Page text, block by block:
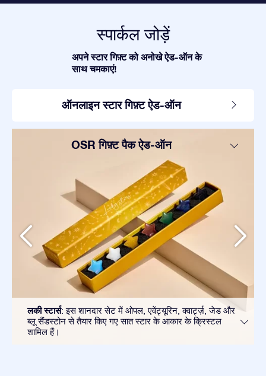
स्पार्कल जोड़ें
अपने स्टार गिफ़्ट को अनोखे ऐड-ऑन के
साथ चमकाएं!
ऑनलाइन स्टार गिफ़्ट ऐड-ऑन
OSR गिफ़्ट पैक ऐड-ऑन
लकी स्टार्स: इस शानदार सेट में ओपल, एवेंट्यूरिन, क्वार्ट्ज़, जेड और
ब्लू सैंडस्टोन से तैयार किए गए सात स्टार के आकार के क्रिस्टल
शामिल हैं।